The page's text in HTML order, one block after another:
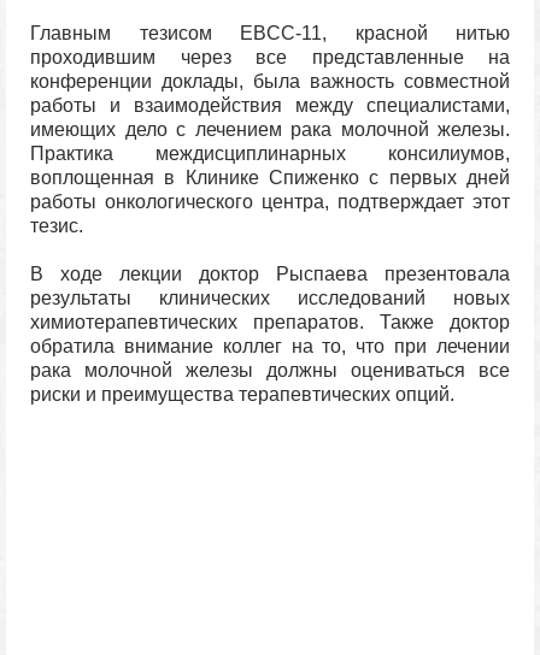
Главным тезисом EBCC-11, красной нитью
проходившим через все представленные на
конференции доклады, была важность совместной
работы и взаимодействия между специалистами,
имеющих дело с лечением рака молочной железы.
Практика междисциплинарных консилиумов,
воплощенная в Клинике Спиженко с первых дней
работы онкологического центра, подтверждает этот
тезис.
В ходе лекции доктор Рыспаева презентовала
результаты клинических исследований новых
химиотерапевтических препаратов. Также доктор
обратила внимание коллег на то, что при лечении
рака молочной железы должны оцениваться все
риски и преимущества терапевтических опций.